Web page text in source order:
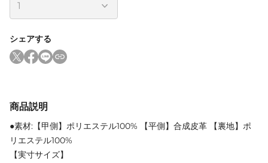
シェアする
商品説明
●素材:【甲側】ポリエステル100% 【平側】合成皮革 【裏地】ポ
リエステル100%
【実寸サイズ】